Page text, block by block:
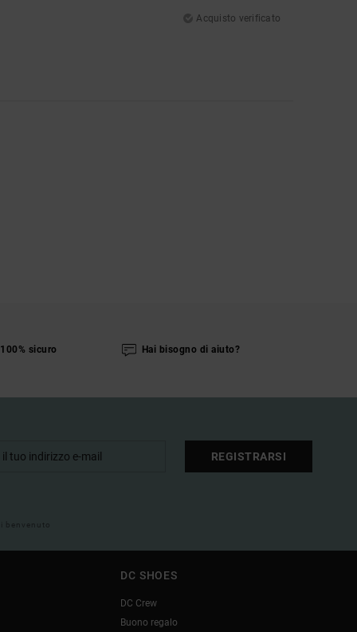
Acquisto verificato
sicuro Hai bisogno di aiuto?
REGISTRARSI
benvenuto
DC SHOES
DC Crew
Buono regalo